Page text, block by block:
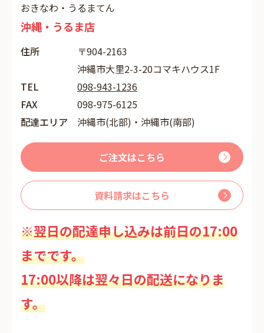
おきなわ・うるまてん
沖縄・うるま店
住所
〒904-2163
沖縄市大里2-3-20コマキハウス1F
TEL
098-943-1236
FAX
098-975-6125
配達エリア
沖縄市(北部)・沖縄市(南部)
ご注文はこちら
資料請求はこちら
※翌日の配達申し込みは前日の17:00
までです。
17:00以降は翌々日の配送になりま
す。